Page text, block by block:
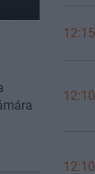
12:15
12:10
12:10